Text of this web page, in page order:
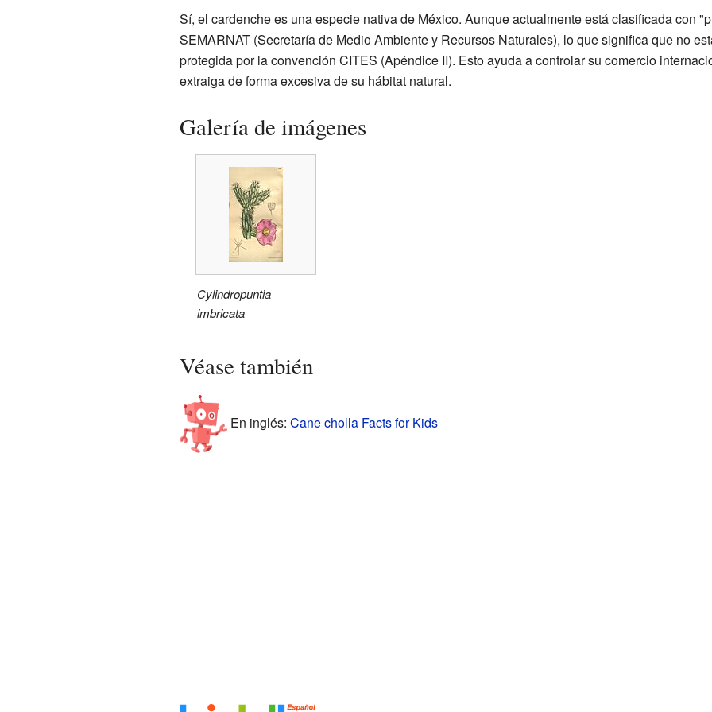
Sí, el cardenche es una especie nativa de México. Aunque actualmente está clasificada con
SEMARNAT (Secretaría de Medio Ambiente y Recursos Naturales), lo que significa que no
protegida por la convención CITES (Apéndice II). Esto ayuda a controlar su comercio
extraiga de forma excesiva de su hábitat natural.
Galería de imágenes
Cylindropuntia
imbricata
Véase también
En inglés: Cane cholla Facts for Kids